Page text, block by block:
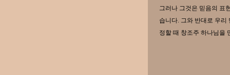
그러나 그것은 믿음의 표
습니다. 그와 반대로 우리
정할 때 창조주 하나님을